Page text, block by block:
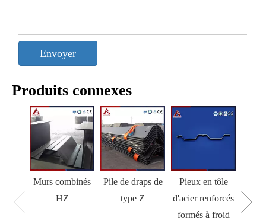
Envoyer
Produits connexes
Murs combinés
HZ
Pile de draps de
type Z
Pieux en tôle
d'acier renforcés
formés à froid